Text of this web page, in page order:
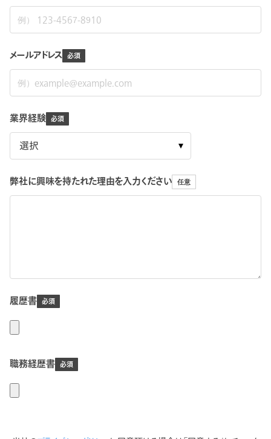
メールアドレス
業界経験
弊社に興味を持たれた理由を入力ください
履歴書
職務経歴書